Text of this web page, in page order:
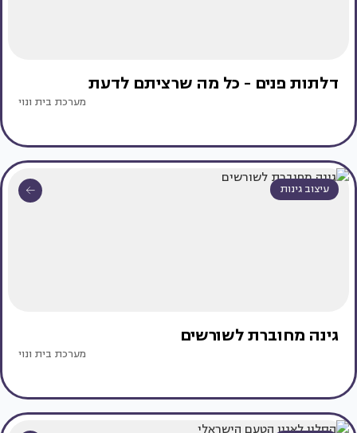
דלתות פנים - כל מה שרציתם לדעת
מערכת בית ונוי
עיצוב גינות
גינה מחוברת לשורשים
מערכת בית ונוי